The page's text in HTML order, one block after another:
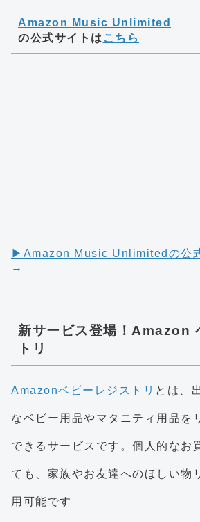
Amazon Music Unlimited
の公式サイトは こちら
▶︎Amazon Music Unlimitedの公
→
新サービス登場！Amazon
トリ
Amazonベビーレジストリ とは、
なベビー用品やマタニティ用品を
できるサービスです。個人的なお
ても、家族やお友達へのほしい物
用可能です